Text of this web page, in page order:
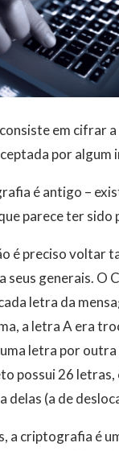
em cifrar
por algum
é antigo –
parece ter
é preciso voltar
seus generais. O
letra da
a letra A era
letra por
possui 26
delas (a de
a criptografia é